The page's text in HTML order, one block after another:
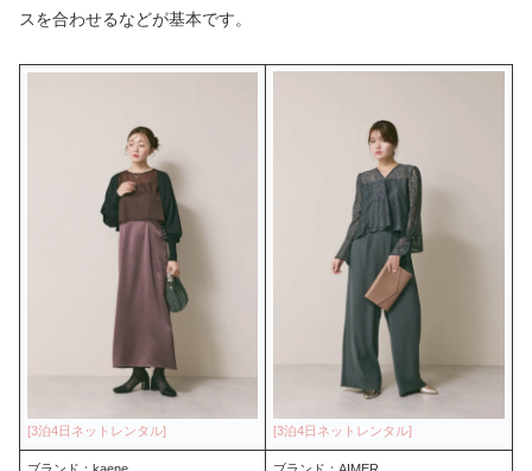
スを合わせるなどが基本です。